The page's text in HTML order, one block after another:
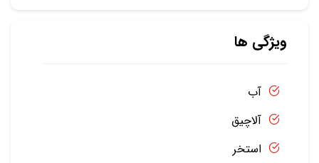
ویژگی ها
آب
آلاچیق
استخر